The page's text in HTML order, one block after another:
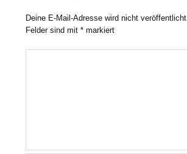
Deine E-Mail-Adresse wird nicht veröffentlicht.
Felder sind mit* markiert